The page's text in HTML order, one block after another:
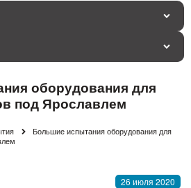
оборудования для
под Ярославлем
Большие испытания оборудования для
26 июля 2020